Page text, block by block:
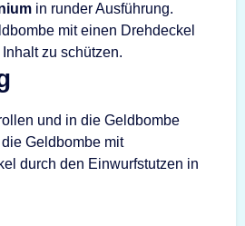
in runder Ausführung.
mit einen Drehdeckel
zu schützen.
und in die Geldbombe
Geldbombe mit
durch den Einwurfstutzen in